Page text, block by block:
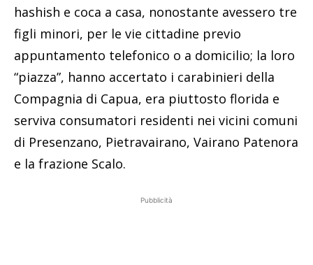
hashish e coca a casa, nonostante avessero tre
figli minori, per le vie cittadine previo
appuntamento telefonico o a domicilio; la loro
“piazza”, hanno accertato i carabinieri della
Compagnia di Capua, era piuttosto florida e
serviva consumatori residenti nei vicini comuni
di Presenzano, Pietravairano, Vairano Patenora
e la frazione Scalo.
Pubblicità